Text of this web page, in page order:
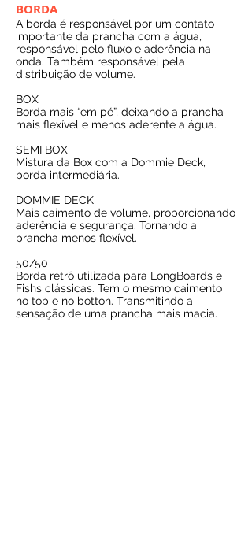
BORDA
A borda é responsável por um contato
importante da prancha com a água,
responsável pelo fluxo e aderência na
onda. Também responsável pela
distribuição de volume.
BOX
Borda mais “em pé”, deixando a prancha
mais flexível e menos aderente a água.
SEMI BOX
Mistura da Box com a Dommie Deck,
borda intermediária.
DOMMIE DECK
Mais caimento de volume, proporcionando
aderência e segurança. Tornando a
prancha menos flexível.
50/50
Borda retrô utilizada para LongBoards e
Fishs clássicas. Tem o mesmo caimento
no top e no botton. Transmitindo a
sensação de uma prancha mais macia.